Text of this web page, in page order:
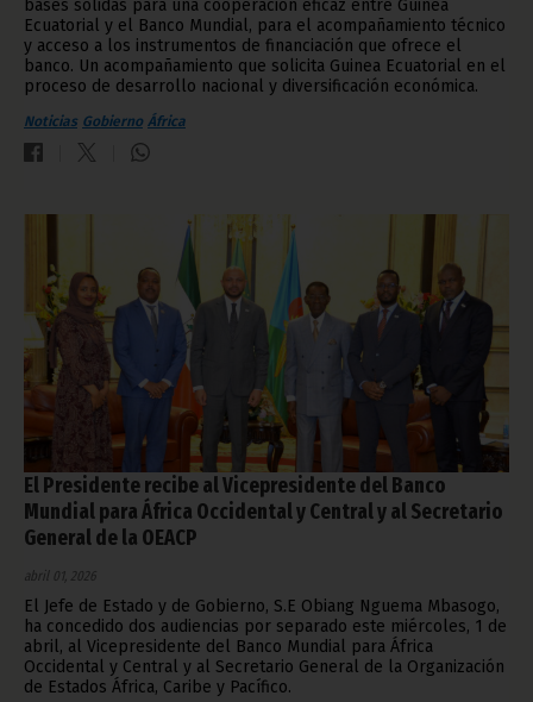
bases sólidas para una cooperación eficaz entre Guinea
Ecuatorial y el Banco Mundial, para el acompañamiento técnico
y acceso a los instrumentos de financiación que ofrece el
banco. Un acompañamiento que solicita Guinea Ecuatorial en el
proceso de desarrollo nacional y diversificación económica.
Noticias Gobierno África
El Presidente recibe al Vicepresidente del Banco
Mundial para África Occidental y Central y al Secretario
General de la OEACP
abril 01, 2026
El Jefe de Estado y de Gobierno, S.E Obiang Nguema Mbasogo,
ha concedido dos audiencias por separado este miércoles, 1 de
abril, al Vicepresidente del Banco Mundial para África
Occidental y Central y al Secretario General de la Organización
de Estados África, Caribe y Pacífico.